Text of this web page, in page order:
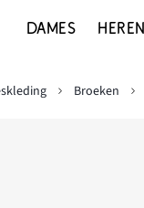
DAMES HEREN
Broeken